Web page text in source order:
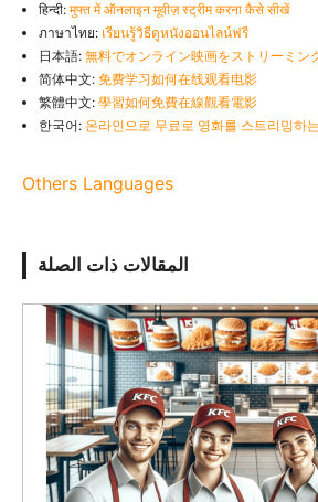
हिन्दी: मुफ्त में ऑनलाइन मूवीज़ स्ट्रीम करना कैसे सीखें
ภาษาไทย: เรียนรู้วิธีดูหนังออนไลน์ฟรี
日本語: 無料でオンライン映画をストリーミン
简体中文: 免费学习如何在线观看电影
繁體中文: 學習如何免費在線觀看電影
한국어: 온라인으로 무료로 영화를 스트리밍하
Others Languages
المقالات ذات الصلة